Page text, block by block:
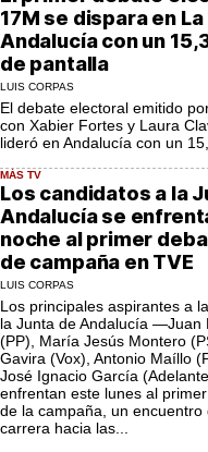
17M se dispara en La
Andalucía con un
de pantalla
LUIS CORPAS
El debate electoral emitido
con Xabier Fortes y Laura
lideró en Andalucía con un
MÁS TV
Los candidatos a la
Andalucía se
noche al primer
de campaña en TVE
LUIS CORPAS
Los principales aspirantes a
la Junta de Andalucía —Juan
(PP), María Jesús Montero
Gavira (Vox), Antonio Maíllo
José Ignacio García
enfrentan este lunes al
de la campaña, un encuentro
carrera hacia las...